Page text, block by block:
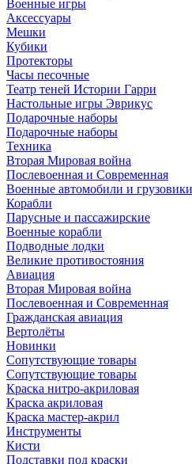
Военные игры
Аксессуары
Мешки
Кубики
Протекторы
Часы песочные
Театр теней Истории Гарри
Настольные игры Эврикус
Подарочные наборы
Подарочные наборы
Техника
Вторая Мировая война
Послевоенная и Современная
Военные автомобили и грузовики
Корабли
Парусные и пассажирские
Военные корабли
Подводные лодки
Великие противостояния
Авиация
Вторая Мировая война
Послевоенная и Современная
Гражданская авиация
Вертолёты
Новинки
Сопутствующие товары
Сопутствующие товары
Краска нитро-акриловая
Краска акриловая
Краска мастер-акрил
Инструменты
Кисти
Подставки под краски